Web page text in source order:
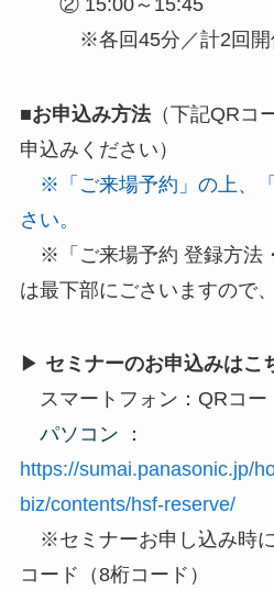
※各回45分／計2回開
■お申込み方法（下記QRコ
申込みください）
※「ご来場予約」の上、
さい。
※「ご来場予約 登録方法
は最下部にごさいますので
▶ セミナーのお申込みはこ
スマートフォン：QRコー
パソコン ：
https://sumai.panasonic.jp/
biz/contents/hsf-reserve/
※セミナーお申し込み時
コード（8桁コード）